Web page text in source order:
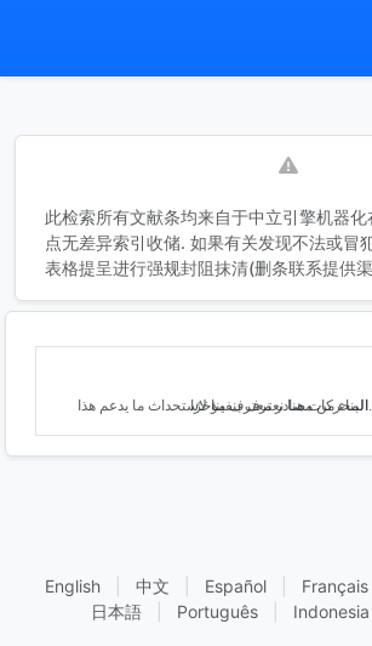
此检索所有文献条均来自于中立引擎机器
点无差异索引收储. 如果有关发现不法或冒
表格提呈进行强规封阻抹清(删条联系提供渠
مع استعراض سجلّ المحركات هنا نعترف بنفينا لاستحداث ما يدعم هذا البناء من مصادر معترف مؤخرًا.
English 中文 Español Français
日本語
Português Indonesia